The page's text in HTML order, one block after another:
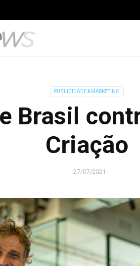
PUBLICIDADE & MARKETING
Brasil
Criação
27/07/2021